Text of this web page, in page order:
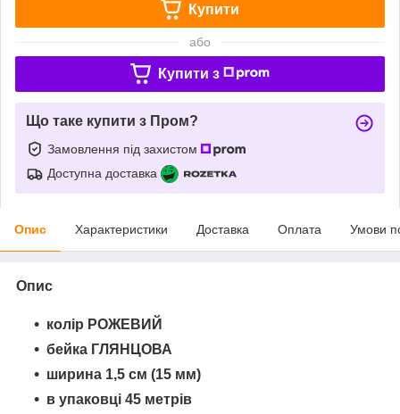
Купити
або
Купити з
Що таке купити з Пром?
Замовлення під захистом
Доступна доставка
Опис Характеристики Доставка Оплата Умови
Опис
колір РОЖЕВИЙ
бейка ГЛЯНЦОВА
ширина 1,5 см (15 мм)
в упаковці 45 метрів